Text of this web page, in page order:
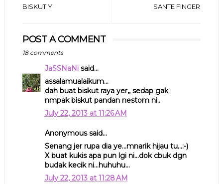
SANTE FINGER
BISKUT Y
POST A COMMENT
18 comments
JaSSNaNisaid...
assalamualaikum...
dah buat biskut raya yer,, sedap gak
nmpak biskut pandan nestom ni..
July 22, 2013 at 11:26 AM
Anonymous said...
Senang jer rupa dia ye...mnarik hijau tu...:-)
X buat kukis apa pun lgi ni...dok cbuk dgn
budak kecik ni...huhuhu...
July 22, 2013 at 11:28 AM